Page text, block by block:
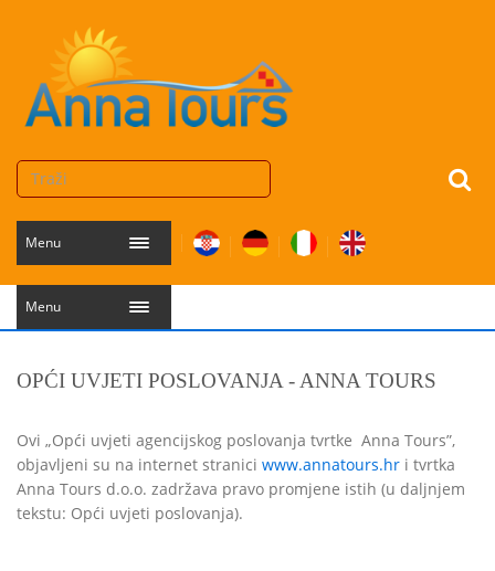
Menu
Menu
OPĆI UVJETI POSLOVANJA - ANNA TOURS
Ovi „Opći uvjeti agencijskog poslovanja tvrtke Anna Tours”,
objavljeni su na internet stranici www.annatours.hr i tvrtka
Anna Tours d.o.o. zadržava pravo promjene istih (u daljnjem
tekstu: Opći uvjeti poslovanja).